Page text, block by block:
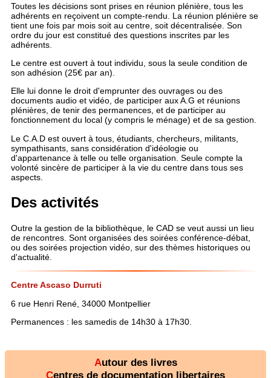
Toutes les décisions sont prises en réunion plénière, tous les
adhérents en reçoivent un compte-rendu. La réunion plénière se
tient une fois par mois soit au centre, soit décentralisée. Son
ordre du jour est constitué des questions inscrites par les
adhérents.
Le centre est ouvert à tout individu, sous la seule condition de
son adhésion (25€ par an).
Elle lui donne le droit d'emprunter des ouvrages ou des
documents audio et vidéo, de participer aux A.G et réunions
plénières, de tenir des permanences, et de participer au
fonctionnement du local (y compris le ménage) et de sa gestion.
Le C.A.D est ouvert à tous, étudiants, chercheurs, militants,
sympathisants, sans considération d'idéologie ou
d'appartenance à telle ou telle organisation. Seule compte la
volonté sincère de participer à la vie du centre dans tous ses
aspects.
Des activités
Outre la gestion de la bibliothèque, le CAD se veut aussi un lieu
de rencontres. Sont organisées des soirées conférence-débat,
ou des soirées projection vidéo, sur des thèmes historiques ou
d'actualité.
Centre Ascaso Durruti
6 rue Henri René, 34000 Montpellier
Permanences : les samedis de 14h30 à 17h30.
Autour des livres
Centres de documentation libertaires